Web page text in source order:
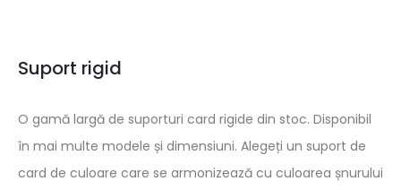
Suport rigid
O gamă largă de suporturi card rigide din stoc. Disponibil
în mai multe modele și dimensiuni. Alegeți un suport de
card de culoare care se armonizează cu culoarea șnurului